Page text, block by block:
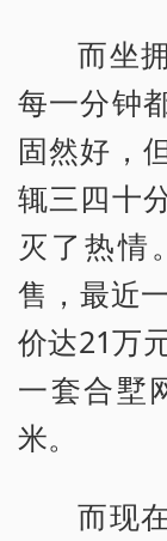
而坐
每一分钟
固然好，
辄三四十
灭了热情
售，最近
价达21万
一套合墅
米。
而现